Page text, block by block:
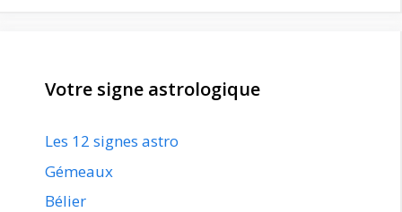
Votre signe astrologique
Les 12 signes astro
Gémeaux
Bélier